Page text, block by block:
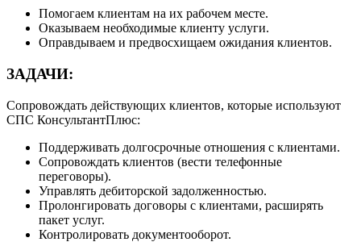
Помогаем клиентам на их рабочем месте.
Оказываем необходимые клиенту услуги.
Оправдываем и предвосхищаем ожидания клиентов.
ЗАДАЧИ:
Сопровождать действующих клиентов, которые используют
СПС КонсультантПлюс:
Поддерживать долгосрочные отношения с клиентами.
Сопровождать клиентов (вести телефонные
переговоры).
Управлять дебиторской задолженностью.
Пролонгировать договоры с клиентами, расширять
пакет услуг.
Контролировать документооборот.